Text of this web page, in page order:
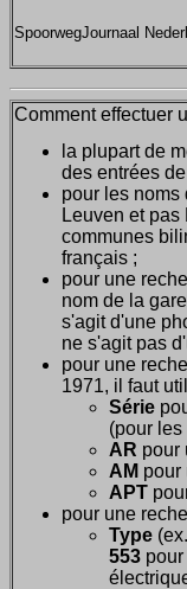
SpoorwegJournaal
Comment effectuer
la plupart de
des entrées
pour les noms
Leuven et
communes
français ;
pour une
nom de la
s'agit d'une
ne s'agit pas
pour une
1971, il faut
Série
(pour les
AR pour
AM pour
APT
pour une
Type
553